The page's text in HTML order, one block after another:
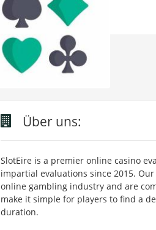
Über uns:
SlotEire is a premier online casino
impartial evaluations since 2015.
online gambling industry and are
make it simple for players to find a
duration.